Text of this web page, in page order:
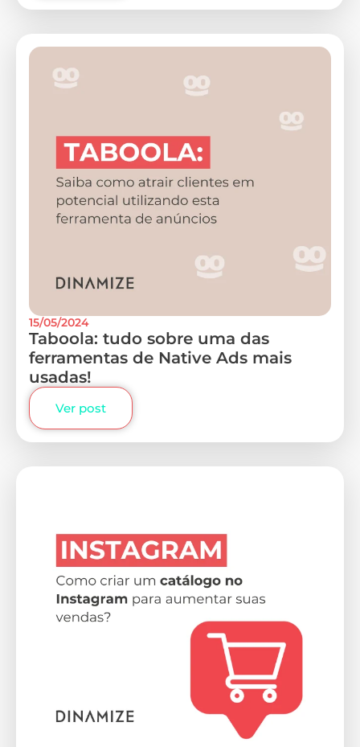
15/05/2024
Taboola: tudo sobre uma das
ferramentas de Native Ads mais
usadas!
Ver post